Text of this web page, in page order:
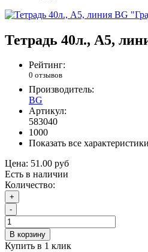
Тетрадь 40л., А5,
Рейтинг:
0 отзывов
Производитель:
BG
Артикул:
583040
1000
Показать все характеристики
Цена: 51.00 руб
Есть в наличии
Количество:
+
-
В корзину
Купить в 1 клик